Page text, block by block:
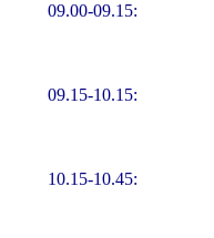
09.00-09.15:
09.15-10.15:
10.15-10.45: